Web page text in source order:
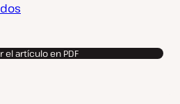
el artículo en PDF